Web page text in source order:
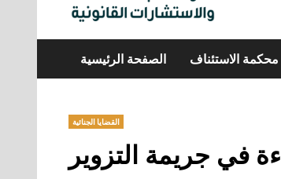
الصفحة الرئيسية محكمة الاستئناف
القضايا الجنائية
في جريمة التزوير